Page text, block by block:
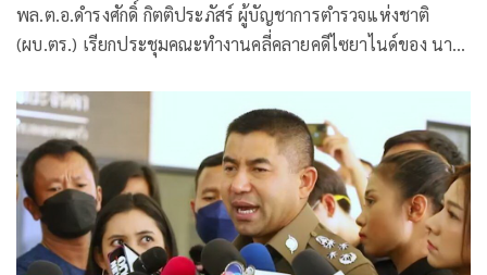
พล.ต.อ.ดำรงศักดิ์ กิตติประภัสร์ ผู้บัญชาการตำรวจแห่งชาติ
(ผบ.ตร.) เรียกประชุมคณะทำงานคลี่คลายคดีไซยาไนด์ของ นางส
ซึ่งประกอบด้วยชุดคณะทำงาน พล.ต.อ.สุรเชษฐ์ หักพาล รอง
ผบ.ตร. ตำรวจนครบาล, ตำรวจภูธรภาค 4, ตำรวจภูธรภาค 7,
กองปราบปราม เจ้าหน้าที่พิสูจน์หลักฐาน และแพทย์นิติเวชโรง
พยาบาลตำรวจ ใช้เวลากว่า 2 ชั่วโมง